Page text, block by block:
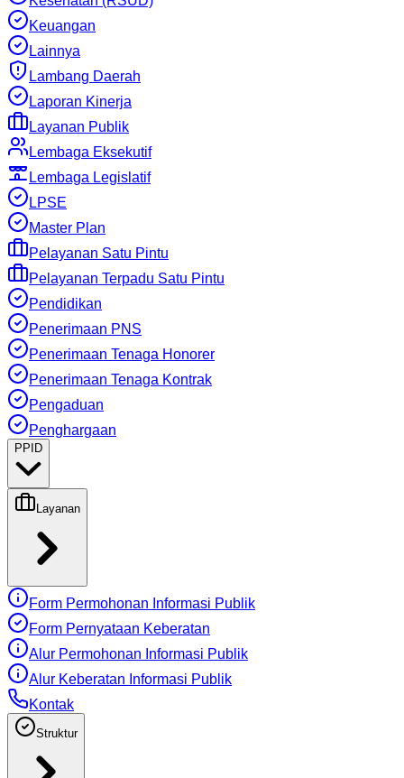
Keuangan
Lainnya
Lambang Daerah
Laporan Kinerja
Layanan Publik
Lembaga Eksekutif
Lembaga Legislatif
LPSE
Master Plan
Pelayanan Satu Pintu
Pelayanan Terpadu Satu Pintu
Pendidikan
Penerimaan PNS
Penerimaan Tenaga Honorer
Penerimaan Tenaga Kontrak
Pengaduan
Penghargaan
PPID
Layanan
Form Permohonan Informasi Publik
Form Pernyataan Keberatan
Alur Permohonan Informasi Publik
Alur Keberatan Informasi Publik
Kontak
Struktur